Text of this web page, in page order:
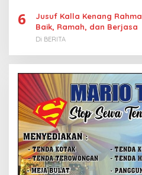
6
Jusuf Kalla Kenang
Baik, Ramah, dan Berjasa
Di BERITA